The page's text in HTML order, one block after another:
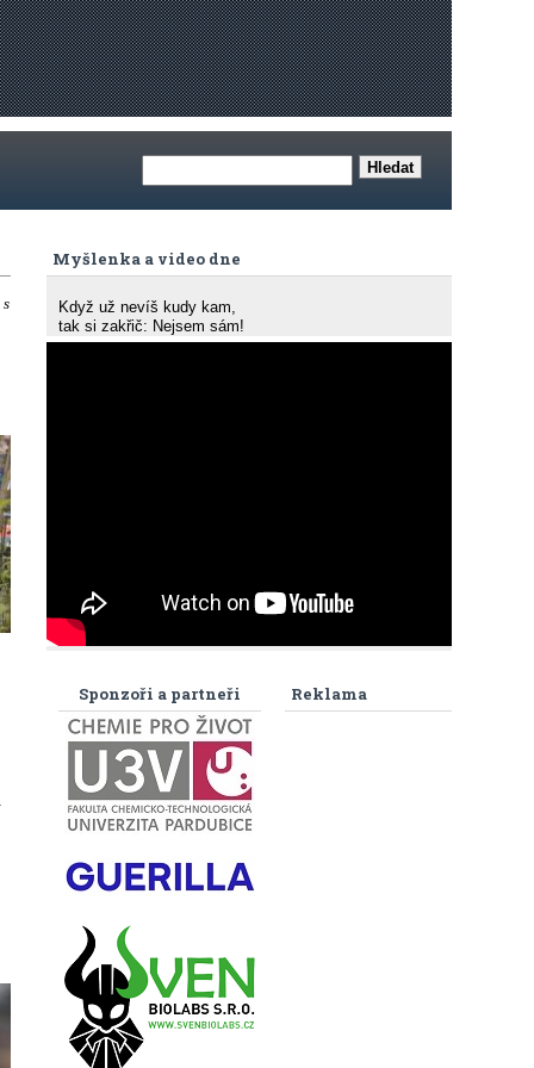
Myšlenka a video dne
Když už nevíš kudy kam,
tak si zakřič: Nejsem sám!
Reklama
Sponzoři a partneři